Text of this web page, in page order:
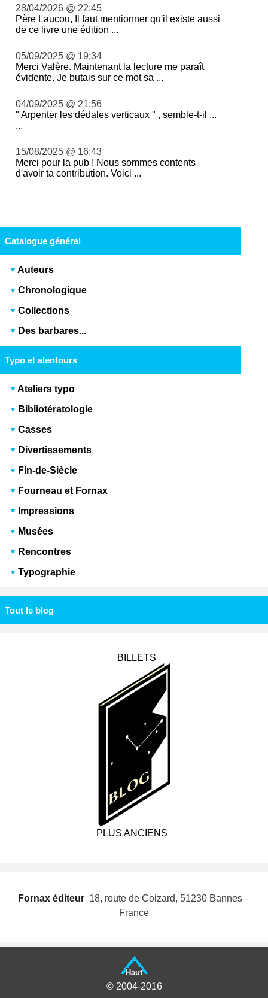
28/04/2026 @ 22:45
Père Laucou, Il faut mentionner qu'il existe aussi
de ce livre une édition ...
05/09/2025 @ 19:34
Merci Valère. Maintenant la lecture me paraît
évidente. Je butais sur ce mot sa ...
04/09/2025 @ 21:56
" Arpenter les dédales verticaux " , semble-t-il ...
...
15/08/2025 @ 16:43
Merci pour la pub ! Nous sommes contents
d'avoir ta contribution. Voici ...
Catalogue général
Auteurs
Chronologique
Collections
Des barbares...
Typo et alentours
Ateliers typo
Bibliotératologie
Casses
Divertissements
Fin-de-Siècle
Fourneau et Fornax
Impressions
Musées
Rencontres
Typographie
Tout le blog
BILLETS
PLUS ANCIENS
Fornax éditeur  18, route de Coizard, 51230 Bannes –
France
Haut
© 2004-2016